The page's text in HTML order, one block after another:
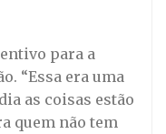
para a
“Essa era uma
as coisas estão
quem não tem